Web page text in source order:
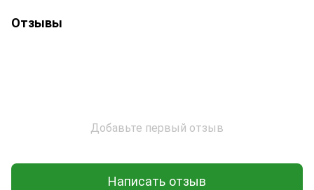
Отзывы
Добавьте первый отзыв
Написать отзыв